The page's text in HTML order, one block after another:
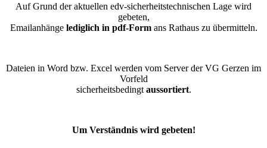
Auf Grund der aktuellen edv-sicherheitstechnischen Lage wird
gebeten,
Emailanhänge lediglich in pdf-Formans Rathaus zu übermitteln.
Dateien in Word bzw. Excel werden vom Server der VG Gerzen im
Vorfeld
sicherheitsbedingt aussortiert.
Um Verständnis wird gebeten!